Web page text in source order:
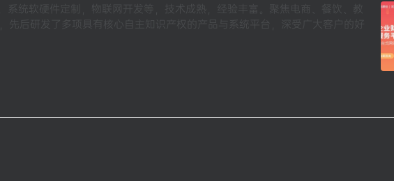
系统软硬件定制，物联网开发等，技术成熟，经验丰富。聚焦电商、餐饮、教
先后研发了多项具有核心自主知识产权的产品与系统平台，深受广大客户的好